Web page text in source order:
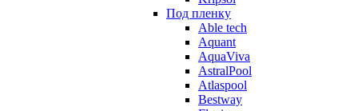
Под пленку
Able tech
Aquant
AquaViva
AstralPool
Atlaspool
Bestway